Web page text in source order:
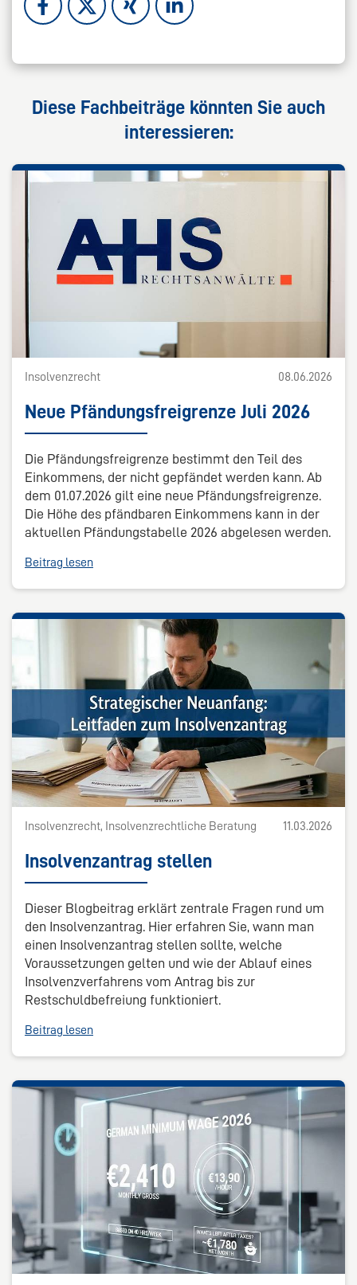
Diese Fachbeiträge könnten Sie auch
interessieren:
Insolvenzrecht 08.06.2026
Neue Pfändungsfreigrenze Juli 2026
Die Pfändungsfreigrenze bestimmt den Teil des
Einkommens, der nicht gepfändet werden kann. Ab
dem 01.07.2026 gilt eine neue Pfändungsfreigrenze.
Die Höhe des pfändbaren Einkommens kann in der
aktuellen Pfändungstabelle 2026 abgelesen werden.
Beitrag lesen
Insolvenzrecht, Insolvenzrechtliche Beratung 11.03.2026
Insolvenzantrag stellen
Dieser Blogbeitrag erklärt zentrale Fragen rund um
den Insolvenzantrag. Hier erfahren Sie, wann man
einen Insolvenzantrag stellen sollte, welche
Voraussetzungen gelten und wie der Ablauf eines
Insolvenzverfahrens vom Antrag bis zur
Restschuldbefreiung funktioniert.
Beitrag lesen